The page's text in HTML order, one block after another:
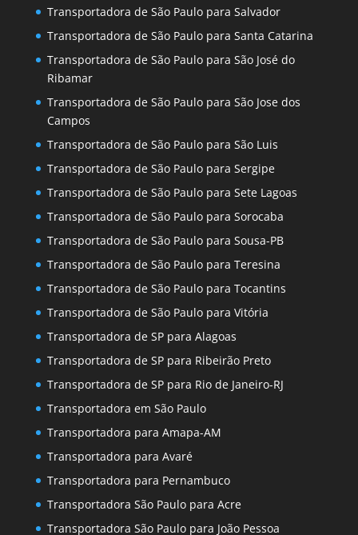
Transportadora de São Paulo para Salvador
Transportadora de São Paulo para Santa Catarina
Transportadora de São Paulo para São José do
Ribamar
Transportadora de São Paulo para São Jose dos
Campos
Transportadora de São Paulo para São Luis
Transportadora de São Paulo para Sergipe
Transportadora de São Paulo para Sete Lagoas
Transportadora de São Paulo para Sorocaba
Transportadora de São Paulo para Sousa-PB
Transportadora de São Paulo para Teresina
Transportadora de São Paulo para Tocantins
Transportadora de São Paulo para Vitória
Transportadora de SP para Alagoas
Transportadora de SP para Ribeirão Preto
Transportadora de SP para Rio de Janeiro-RJ
Transportadora em São Paulo
Transportadora para Amapa-AM
Transportadora para Avaré
Transportadora para Pernambuco
Transportadora São Paulo para Acre
Transportadora São Paulo para João Pessoa